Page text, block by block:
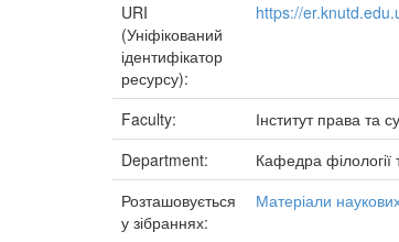
URI
(Уніфікований
ідентифікатор
ресурсу):
https://
Faculty:
Інститут права та
Department:
Кафедра
Розташовується
у зібраннях:
Матеріали